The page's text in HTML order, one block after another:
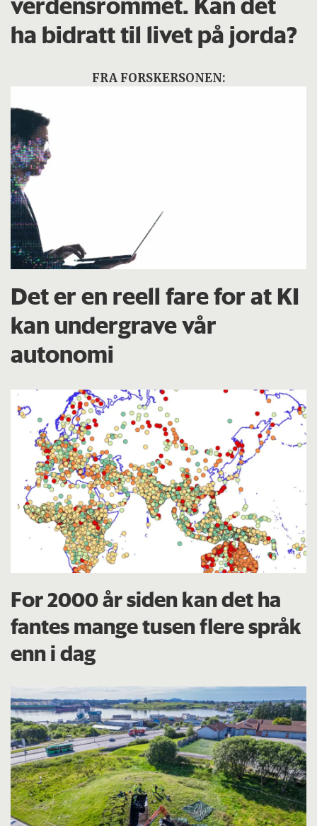
ha bidratt til livet på jorda?
FRA FORSKERSONEN:
Det er en reell fare for at KI
kan undergrave vår
autonomi
For 2000 år siden kan det ha
fantes mange tusen flere språk
enn i dag